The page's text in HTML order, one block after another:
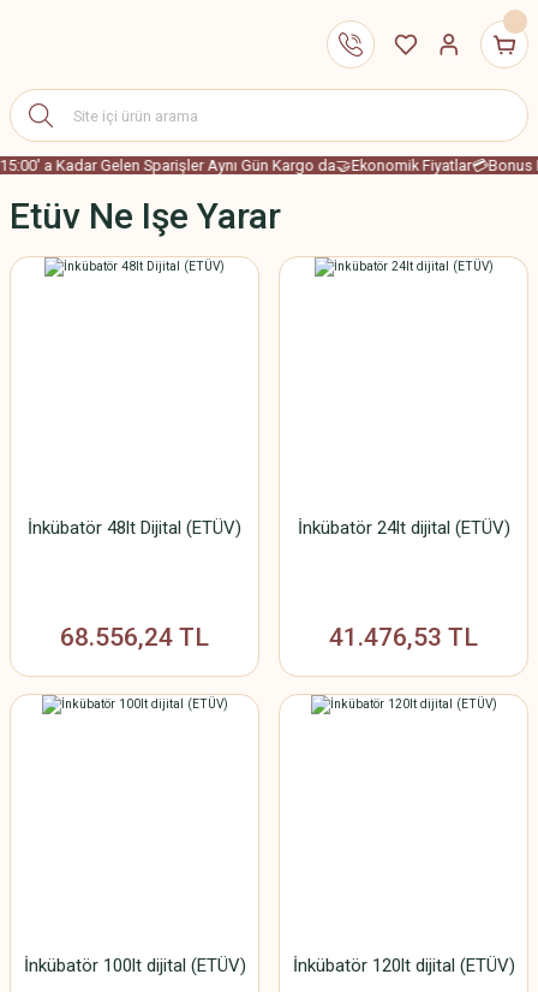
a Kadar Gelen Sparişler Aynı Gün Kargo da🤝Ekonomik Fiyatlar💳Bonus
Etüv Ne Işe Yarar
İnkübatör 48lt Dijital (ETÜV)
68.556,24 TL
İnkübatör 24lt dijital (ETÜV)
41.476,53 TL
İnkübatör 100lt dijital (ETÜV) İnkübatör 120lt dijital (ETÜV)